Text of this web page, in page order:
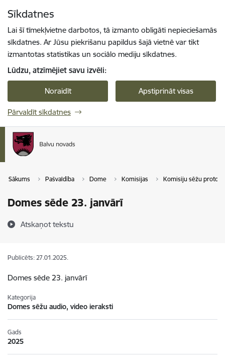
Sīkdatnes
Lai šī tīmekļvietne darbotos, tā izmanto obligāti nepieciešamās
sīkdatnes. Ar Jūsu piekrišanu papildus šajā vietnē var tikt
izmantotas statistikas un sociālo mediju sīkdatnes.
Lūdzu, atzīmējiet savu izvēli:
Noraidīt Apstiprināt visas
Pārvaldīt sīkdatnes
Sākums Pašvaldība Dome Komisijas Komisiju sēžu
Domes sēde 23. janvārī
Atskaņot tekstu
Publicēts: 27.01.2025.
Domes sēde 23. janvārī
Kategorija
Domes sēžu audio, video ieraksti
Gads
2025